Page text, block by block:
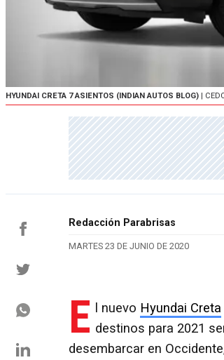
HYUNDAI CRETA 7 ASIENTOS (INDIAN AUTOS BLOG) |
Redacción Parabrisas
MARTES 23 DE JUNIO DE 2020
E l nuevo Hyundai Creta
destinos para 2021
desembarcar en